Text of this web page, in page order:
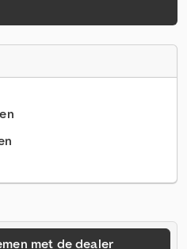
met de dealer